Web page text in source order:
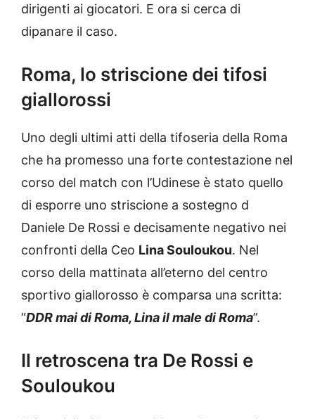
dirigenti ai giocatori. E ora si cerca di
dipanare il caso.
Roma, lo striscione dei tifosi
giallorossi
Uno degli ultimi atti della tifoseria della Roma
che ha promesso una forte contestazione nel
corso del match con l’Udinese è stato quello
di esporre uno striscione a sostegno d
Daniele De Rossi e decisamente negativo nei
confronti della Ceo Lina Souloukou. Nel
corso della mattinata all’eterno del centro
sportivo giallorosso è comparsa una scritta:
“DDR mai di Roma, Lina il male di Roma”.
Il retroscena tra De Rossi e
Souloukou